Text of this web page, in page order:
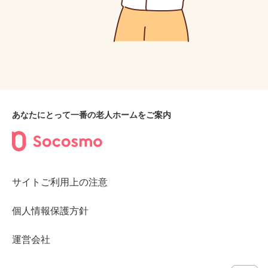
あなたにとって一番の老人ホームをご案内
サイトご利用上の注意
個人情報保護方針
運営会社